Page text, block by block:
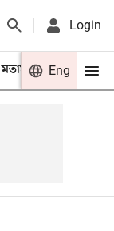
Login
মতামত খেলা
Eng